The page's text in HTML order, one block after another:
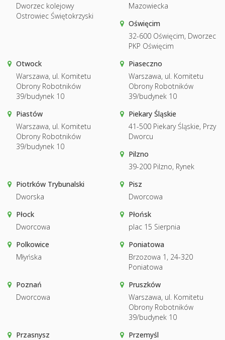
Dworzec kolejowy
Ostrowiec Świętokrzyski
Mazowiecka
Oświęcim
32-600 Oświęcim, Dworzec
PKP Oświęcim
Otwock
Warszawa, ul. Komitetu
Obrony Robotników
39/budynek 10
Piaseczno
Warszawa, ul. Komitetu
Obrony Robotników
39/budynek 10
Piastów
Warszawa, ul. Komitetu
Obrony Robotników
39/budynek 10
Piekary Śląskie
41-500 Piekary Śląskie, Przy
Dworcu
Pilzno
39-200 Pilzno, Rynek
Piotrków Trybunalski
Dworska
Pisz
Dworcowa
Płock
Dworcowa
Płońsk
plac 15 Sierpnia
Polkowice
Młyńska
Poniatowa
Brzozowa 1, 24-320
Poniatowa
Poznań
Dworcowa
Pruszków
Warszawa, ul. Komitetu
Obrony Robotników
39/budynek 10
Przasnysz
Przemyśl